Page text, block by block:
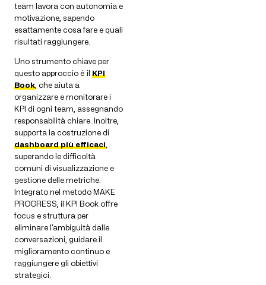
team lavora con autonomia e
motivazione, sapendo
esattamente cosa fare e quali
risultati raggiungere.
Uno strumento chiave per
questo approccio è il KPI
Book , che aiuta a
organizzare e monitorare i
KPI di ogni team, assegnando
responsabilità chiare. Inoltre,
supporta la costruzione di
dashboard più efficaci
superando le difficoltà
comuni di visualizzazione e
gestione delle metriche.
Integrato nel metodo MAKE
PROGRESS, il KPI Book offre
focus e struttura per
eliminare l’ambiguità dalle
conversazioni, guidare il
miglioramento continuo e
raggiungere gli obiettivi
strategici.